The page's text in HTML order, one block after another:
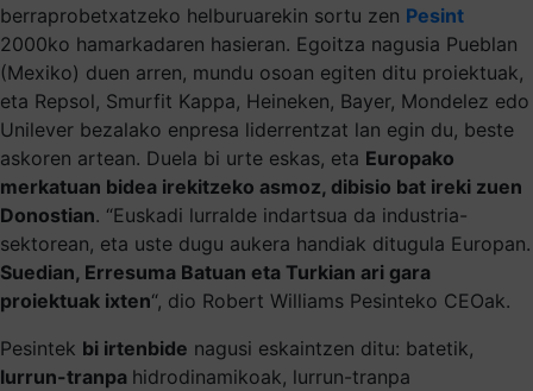
berraprobetxatzeko helburuarekin sortu zen Pesint
2000ko hamarkadaren hasieran. Egoitza nagusia Pueblan
(Mexiko) duen arren, mundu osoan egiten ditu proiektuak,
eta Repsol, Smurfit Kappa, Heineken, Bayer, Mondelez edo
Unilever bezalako enpresa liderrentzat lan egin du, beste
askoren artean. Duela bi urte eskas, eta Europako
merkatuan bidea irekitzeko asmoz, dibisio bat ireki zuen
Donostian. “Euskadi lurralde indartsua da industria-
sektorean, eta uste dugu aukera handiak ditugula Europan.
Suedian, Erresuma Batuan eta Turkian ari gara
proiektuak ixten“, dio Robert Williams Pesinteko CEOak.
Pesintek bi irtenbide nagusi eskaintzen ditu: batetik,
lurrun-tranpa hidrodinamikoak, lurrun-tranpa